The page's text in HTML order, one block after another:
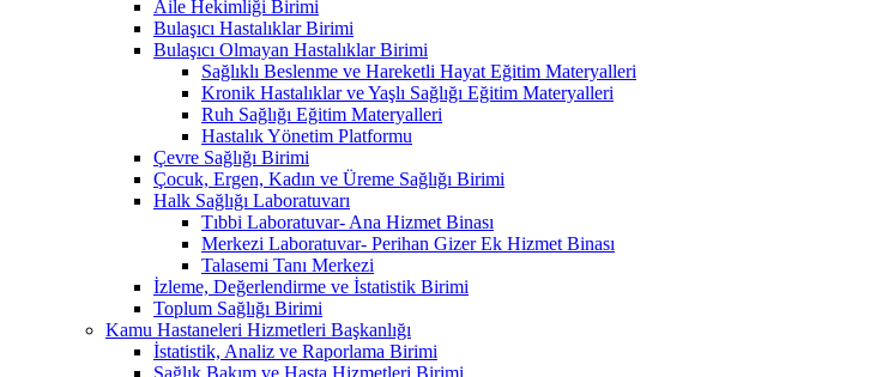
Aile Hekimliği Birimi
Bulaşıcı Hastalıklar Birimi
Bulaşıcı Olmayan Hastalıklar Birimi
Sağlıklı Beslenme ve Hareketli Hayat Eğitim Materyalleri
Kronik Hastalıklar ve Yaşlı Sağlığı Eğitim Materyalleri
Ruh Sağlığı Eğitim Materyalleri
Hastalık Yönetim Platformu
Çevre Sağlığı Birimi
Çocuk, Ergen, Kadın ve Üreme Sağlığı Birimi
Halk Sağlığı Laboratuvarı
Tıbbi Laboratuvar- Ana Hizmet Binası
Merkezi Laboratuvar- Perihan Gizer Ek Hizmet Binası
Talasemi Tanı Merkezi
İzleme, Değerlendirme ve İstatistik Birimi
Toplum Sağlığı Birimi
Kamu Hastaneleri Hizmetleri Başkanlığı
İstatistik, Analiz ve Raporlama Birimi
Sağlık Bakım ve Hasta Hizmetleri Birimi